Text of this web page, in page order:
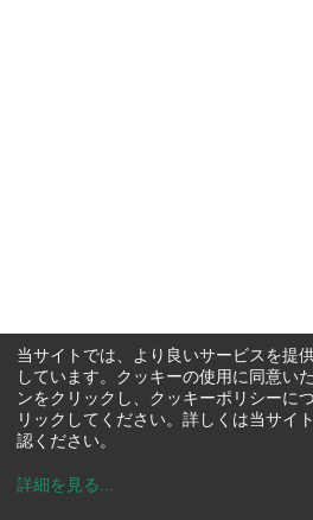
当サイトでは、より良いサービスを提
しています。クッキーの使用に同意い
ンをクリックし、クッキーポリシーに
リックしてください。詳しくは当サイ
認ください。
詳細を見る ...